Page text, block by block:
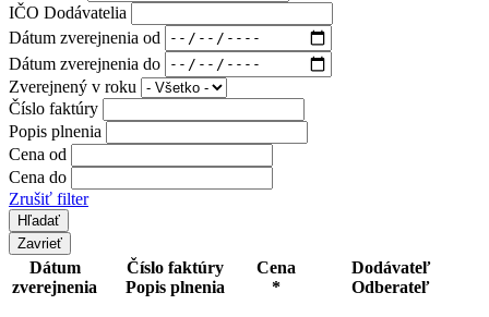
IČO Dodávatelia
Dátum zverejnenia od
Dátum zverejnenia do
Zverejnený v roku
Číslo faktúry
Popis plnenia
Cena od
Cena do
Zrušiť filter
Zavrieť
Dátum
zverejnenia
Číslo faktúry
Popis plnenia
Cena
*
Dodávateľ
Odberateľ